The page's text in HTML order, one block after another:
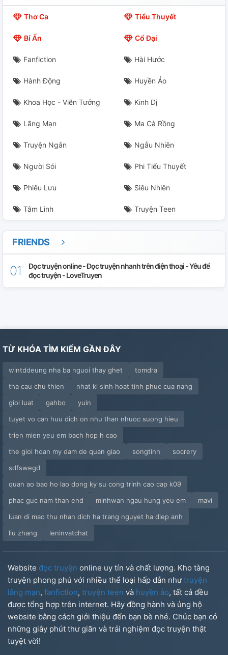
Chương 22
Chương 26
Chương 27
Chương 28
Chương 29
Chương 30
Chương 31
Chương 33
Chương 34
Thơ Ca Tiểu Thuyết
Bí Ẩn Cổ Đại
Fanfiction Hài Hước
Hành Động Huyền Ảo
Khoa Học - Viễn Tưởng Kinh Dị
Lãng Mạn Ma Cà Rồng
Truyện Ngắn Ngẫu Nhiên
Người Sói Phi Tiểu Thuyết
Phiêu Lưu Siêu Nhiên
Tâm Linh Truyện Teen
FRIENDS
Đọc truyện online - Đọc truyện nhanh trên điện thoại - Yêu để
đọc truyện - LoveTruyen
TỪ KHÓA TÌM KIẾM GẦN ĐÂY
wintddeung nha ba nguoi thay ghet
tomdra
tha cau chu thien
nhat ki sinh hoat tinh phuc cua nang
gioi luat
gahbo
yuin
tuyet vo can huu dich on nhu than nhuoc suong hieu
trien mien yeu em bach hop h cao
the gioi hoan my dam de quan giao
songtinh
socrery
sdfswegd
quan ao bao ho lao dong ky su cong trinh cao cap k09
phac guc nam than end
minhwan ngau hung yeu em
mavi
luan di mao thu nhan dich ha trang nguyet ha diep anh
liu zhang
leninvatchat
Website đọc truyện online uy tín và chất lượng. Kho tàng
truyện phong phú với nhiều thể loại hấp dẫn nhưtruyện
lãng mạn, fanfiction, truyện teen và huyền ảo, tất cả đều
được tổng hợp trên internet. Hãy đồng hành và ủng hộ
website bằng cách giới thiệu đến bạn bè nhé. Chúc bạn có
những giây phút thư giãn và trải nghiệm đọc truyện thật
tuyệt vời!